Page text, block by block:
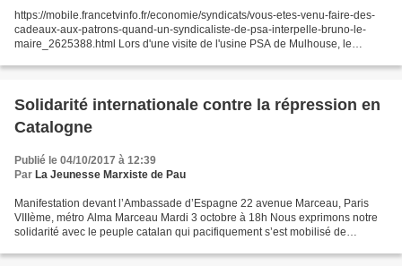
https://mobile.francetvinfo.fr/economie/syndicats/vous-etes-venu-faire-des-
cadeaux-aux-patrons-quand-un-syndicaliste-de-psa-interpelle-bruno-le-
maire_2625388.html Lors d'une visite de l'usine PSA de Mulhouse, le
Solidarité internationale contre la répression en
Catalogne
Publié le 04/10/2017 à 12:39
Par La Jeunesse Marxiste de Pau
Manifestation devant l’Ambassade d’Espagne 22 avenue Marceau, Paris
VIIIème, métro Alma Marceau Mardi 3 octobre à 18h Nous exprimons notre
solidarité avec le peuple catalan qui pacifiquement s’est mobilisé de